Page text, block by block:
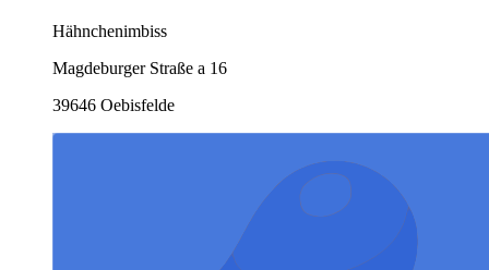
Hähnchenimbiss
Magdeburger Straße a 16
39646 Oebisfelde